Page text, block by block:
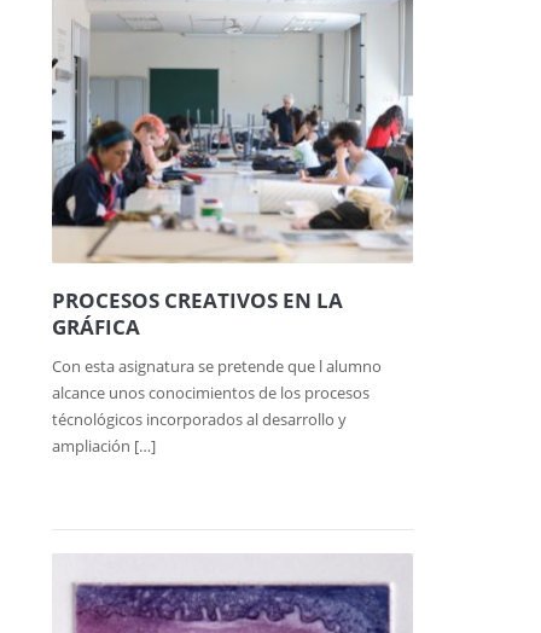
PROCESOS CREATIVOS EN LA
GRÁFICA
Con esta asignatura se pretende que l alumno
alcance unos conocimientos de los procesos
técnológicos incorporados al desarrollo y
ampliación […]